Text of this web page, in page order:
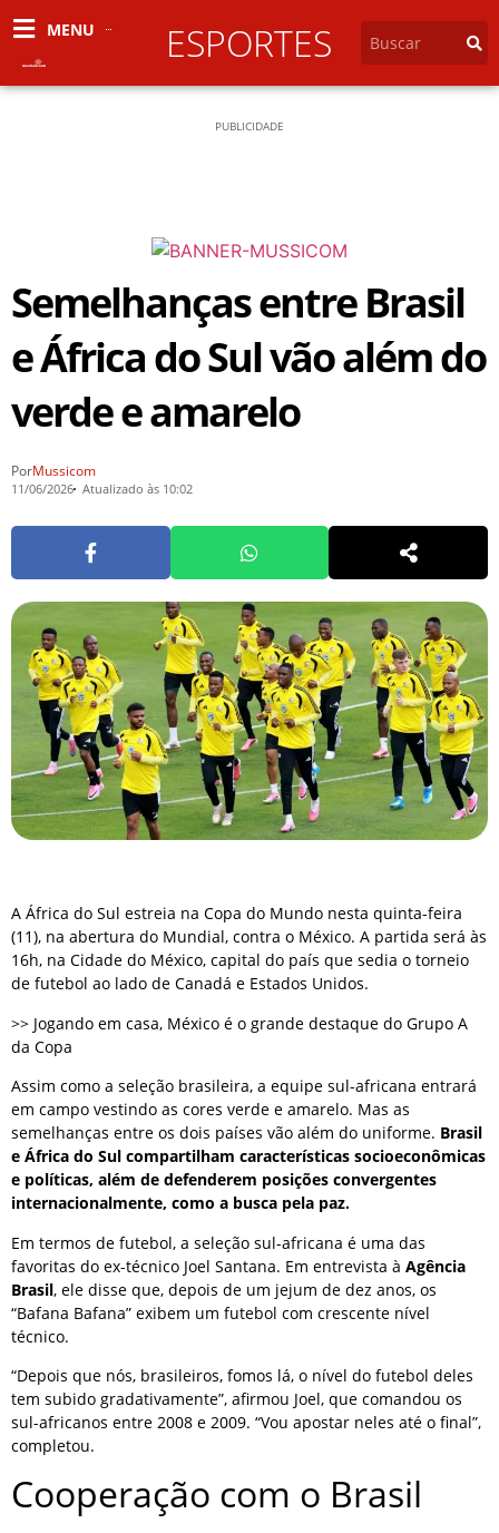
MENU ESPORTES
PUBLICIDADE
Semelhanças entre Brasil
e África do Sul vão além do
verde e amarelo
PorMussicom
11/06/2026 Atualizado às 10:02
A África do Sul estreia na Copa do Mundo nesta quinta-feira
(11), na abertura do Mundial, contra o México. A partida será às
16h, na Cidade do México, capital do país que sedia o torneio
de futebol ao lado de Canadá e Estados Unidos.
>> Jogando em casa, México é o grande destaque do Grupo A
da Copa
Assim como a seleção brasileira, a equipe sul-africana entrará
em campo vestindo as cores verde e amarelo. Mas as
semelhanças entre os dois países vão além do uniforme. Brasil
e África do Sul compartilham características socioeconômicas
e políticas, além de defenderem posições convergentes
internacionalmente, como a busca pela paz.
Em termos de futebol, a seleção sul-africana é uma das
favoritas do ex-técnico Joel Santana. Em entrevista à Agência
Brasil, ele disse que, depois de um jejum de dez anos, os
“Bafana Bafana” exibem um futebol com crescente nível
técnico.
“Depois que nós, brasileiros, fomos lá, o nível do futebol deles
tem subido gradativamente”, afirmou Joel, que comandou os
sul-africanos entre 2008 e 2009. “Vou apostar neles até o final”,
completou.
Cooperação com o Brasil